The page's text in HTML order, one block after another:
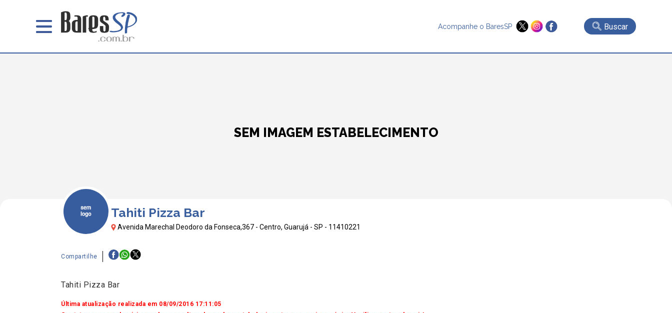
Acompanhe o BaresSP Buscar
SEM IMAGEM ESTABELECIMENTO
Tahiti Pizza Bar
Avenida Marechal Deodoro da Fonseca,367 - Centro, Guarujá - SP - 11410221
Compartilhe
Tahiti Pizza Bar
Última atualização realizada em 08/09/2016 17:11:05